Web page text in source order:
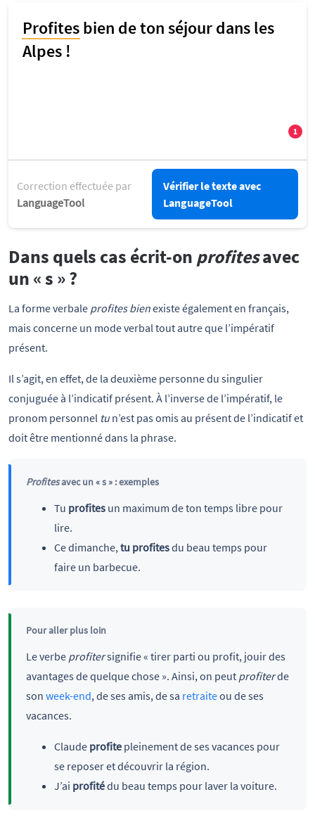
Correction effectuée par
LanguageTool
Vérifier le texte avec
LanguageTool
Dans quels cas écrit-on profitesavec
un « s » ?
La forme verbale profites bienexiste également en français,
mais concerne un mode verbal tout autre que l’impératif
présent.
Il s’agit, en effet, de la deuxième personne du singulier
conjuguée à l’indicatif présent. À l’inverse de l’impératif, le
pronom personnel tun’est pas omis au présent de l’indicatif et
doit être mentionné dans la phrase.
Profitesavec un « s » : exemples
Tu profitesun maximum de ton temps libre pour
lire.
Ce dimanche, tu profitesdu beau temps pour
faire un barbecue.
Pour aller plus loin
Le verbe profitersignifie « tirer parti ou profit, jouir des
avantages de quelque chose ». Ainsi, on peut profiterde
son week-end, de ses amis, de sa retraiteou de ses
vacances.
Claude profitepleinement de ses vacances pour
se reposer et découvrir la région.
J’ai profitédu beau temps pour laver la voiture.